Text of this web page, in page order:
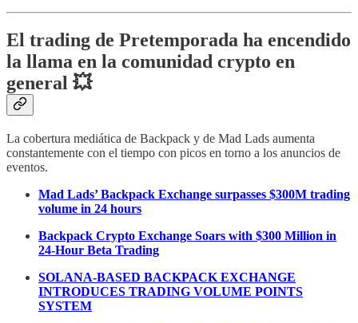
El trading de Pretemporada ha encendido
la llama en la comunidad crypto en
general 💥
La cobertura mediática de Backpack y de Mad Lads aumenta
constantemente con el tiempo con picos en torno a los anuncios de
eventos.
Mad Lads’ Backpack Exchange surpasses $300M trading
volume in 24 hours
Backpack Crypto Exchange Soars with $300 Million in
24-Hour Beta Trading
SOLANA-BASED BACKPACK EXCHANGE
INTRODUCES TRADING VOLUME POINTS
SYSTEM